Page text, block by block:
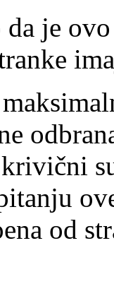
je
od